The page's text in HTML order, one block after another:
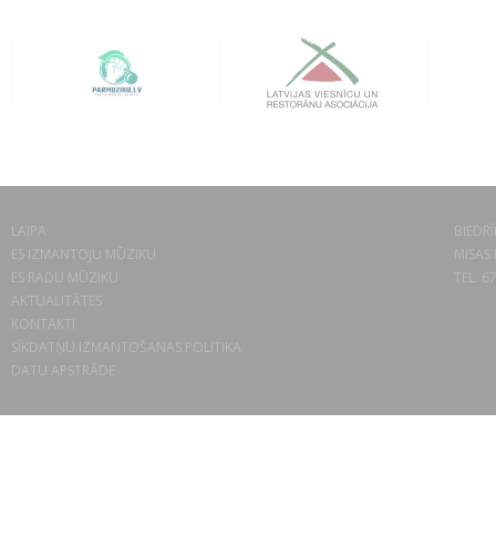
LAIPA
ES IZMANTOJU MŪZIKU
ES RADU MŪZIKU
AKTUALITĀTES
KONTAKTI
SĪKDATŅU IZMANTOŠANAS POLITIKA
DATU APSTRĀDE
TEL.